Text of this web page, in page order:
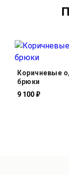
Коричневые
брюки
9 100 ₽